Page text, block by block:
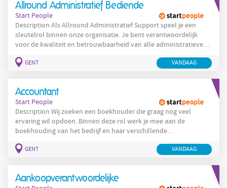
Allround Administratief Bediende
Start People
Description Als Allround Administratief Support speel je een
sleutelrol binnen onze organisatie. Je bent verantwoordelijk
voor de kwaliteit en betrouwbaarheid van alle administratieve
ondersteunen. Taken en verantwoordelijkheden: Je bent
andere verwerking van
GENT VANDAAG
Accountant
Start People
Description Wij zoeken een boekhouder die graag nog veel
ervaring wil opdoen. Binnen deze rol werk je mee aan de
boekhouding van het bedrijf en haar verschillende
leerrijk takenpakket: Verwerken van aankoop- en
boekhoudkundige verrichtingen Klaarzetten
GENT VANDAAG
Aankoopverantwoordelijke